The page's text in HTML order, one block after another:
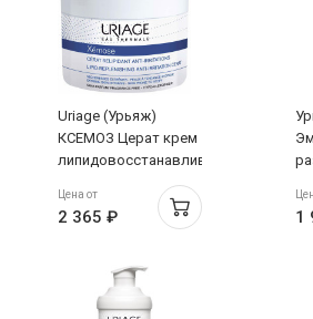
Uriage (Урьяж)
КСЕМОЗ Церат крем
липидовосстанавливающий
раздражений 200мл
Цена от
2 365 ₽ 1